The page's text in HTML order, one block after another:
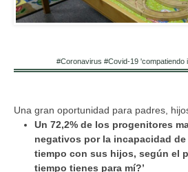
#Coronavirus #Covid-19
Una gran oportunidad para padres,
Un 72,2% de los progenitores
negativos por la incapacidad
tiempo con sus hijos, según el
tiempo tienes para mí?’